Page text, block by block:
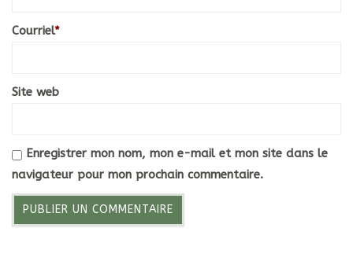
Courriel*
Site web
Enregistrer mon nom, mon e-mail et mon site dans le
navigateur pour mon prochain commentaire.